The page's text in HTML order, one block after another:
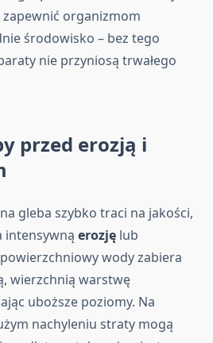
organizmom
środowisko – bez tego
nie przyniosą trwałego
przed erozją i
gleba szybko traci na jakości,
intensywną erozję lub
wody zabiera
wierzchnią warstwę
uboższe poziomy. Na
nachyleniu straty mogą